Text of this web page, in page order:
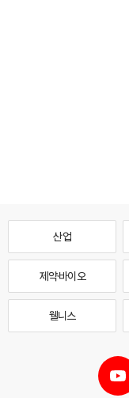
산업
제약·바이오
웰니스